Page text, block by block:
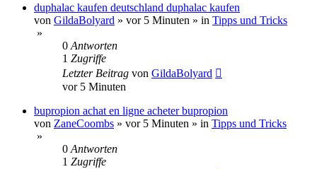
duphalac kaufen deutschland duphalac kaufen
von GildaBolyard » vor 5 Minuten » in Tipps und Tricks
»
0 Antworten
1 Zugriffe
Letzter Beitrag von GildaBolyard
vor 5 Minuten
bupropion achat en ligne acheter bupropion
von ZaneCoombs » vor 5 Minuten » in Tipps und Tricks
»
0 Antworten
1 Zugriffe